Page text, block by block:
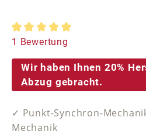
Durchschnittliche Bewertung
1 Bewertung
Wir haben Ihnen 20%
Abzug gebracht.
✓ Punkt-Synchron-
Mechanik